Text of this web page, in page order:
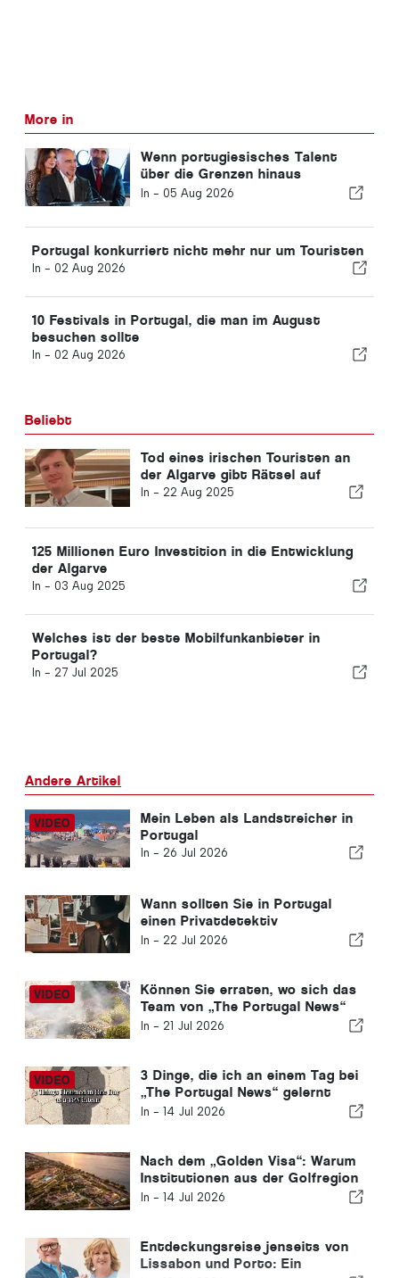
More in
Wenn portugiesisches Talent
über die Grenzen hinaus
Anerkennung findet
In - 05 Aug 2026
Portugal konkurriert nicht mehr nur um Touristen
In - 02 Aug 2026
10 Festivals in Portugal, die man im August
besuchen sollte
In - 02 Aug 2026
Beliebt
Tod eines irischen Touristen an
der Algarve gibt Rätsel auf
In - 22 Aug 2025
125 Millionen Euro Investition in die Entwicklung
der Algarve
In - 03 Aug 2025
Welches ist der beste Mobilfunkanbieter in
Portugal?
In - 27 Jul 2025
Andere Artikel
Mein Leben als Landstreicher in
Portugal
In - 26 Jul 2026
Wann sollten Sie in Portugal
einen Privatdetektiv
beauftragen? Fünf Situationen,
entscheidenden Unterschied
ausmachen können
In - 22 Jul 2026
Können Sie erraten, wo sich das
Team von „The Portugal News“
heute befindet?
In - 21 Jul 2026
3 Dinge, die ich an einem Tag bei
„The Portugal News“ gelernt
habe
In - 14 Jul 2026
Nach dem „Golden Visa“: Warum
Institutionen aus der Golfregion
weiterhin in Portugal investieren
In - 14 Jul 2026
Entdeckungsreise jenseits von
Lissabon und Porto: Ein